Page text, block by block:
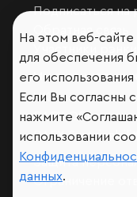
Подписаться на
Обратная связь
Участники
Мы в
VK
RAEX
RAEX
Защита
Ограничение
На этом веб-сайте
для обеспечения
его
Если Вы согласны
нажмите
использовании
данных.